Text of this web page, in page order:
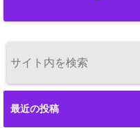
最近の投稿